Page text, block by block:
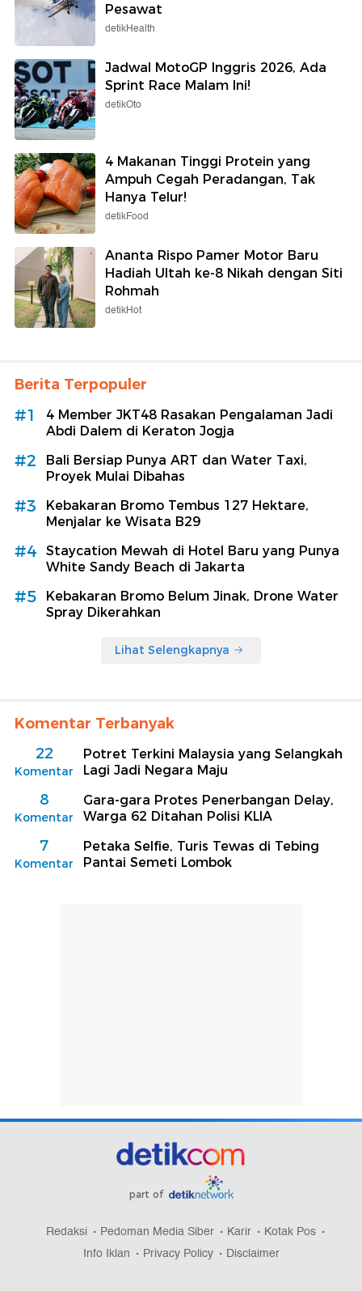
Pesawat
detikHealth
Jadwal MotoGP Inggris 2026, Ada
Sprint Race Malam Ini!
detikOto
4 Makanan Tinggi Protein yang
Ampuh Cegah Peradangan, Tak
Hanya Telur!
detikFood
Ananta Rispo Pamer Motor Baru
Hadiah Ultah ke-8 Nikah dengan Siti
Rohmah
detikHot
Berita Terpopuler
#1
4 Member JKT48 Rasakan Pengalaman Jadi
Abdi Dalem di Keraton Jogja
#2
Bali Bersiap Punya ART dan Water Taxi,
Proyek Mulai Dibahas
#3
Kebakaran Bromo Tembus 127 Hektare,
Menjalar ke Wisata B29
#4
Staycation Mewah di Hotel Baru yang Punya
White Sandy Beach di Jakarta
#5
Kebakaran Bromo Belum Jinak, Drone Water
Spray Dikerahkan
Lihat Selengkapnya
Komentar Terbanyak
22
Komentar
Potret Terkini Malaysia yang Selangkah
Lagi Jadi Negara Maju
8
Komentar
Gara-gara Protes Penerbangan Delay,
Warga 62 Ditahan Polisi KLIA
7
Komentar
Petaka Selfie, Turis Tewas di Tebing
Pantai Semeti Lombok
part of
Redaksi Pedoman Media Siber Karir
Kotak Pos
Info Iklan
Privacy Policy Disclaimer